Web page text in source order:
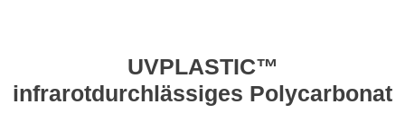
UVPLASTIC™
infrarotdurchlässiges Polycarbonat